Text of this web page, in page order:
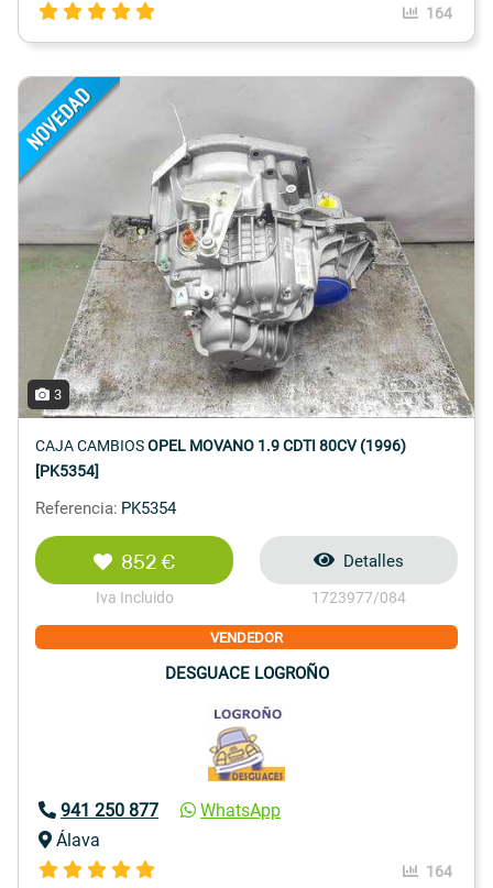
164
3
CAJA CAMBIOSOPEL MOVANO 1.9 CDTI 80CV (1996)
[PK5354]
Referencia: PK5354
852 €
Iva Incluido
Detalles
1723977/084
VENDEDOR
DESGUACE LOGROÑO
941 250 877
WhatsApp
Álava
164